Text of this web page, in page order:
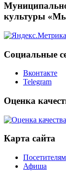
культуры
Социальные
Вконтакте
Telegram
Оценка
Карта сайта
Посетителям
Афиша